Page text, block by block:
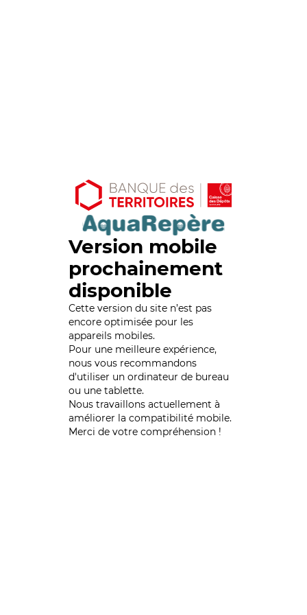
Version mobile
prochainement
disponible
Cette version du site n’est pas
encore optimisée pour les
appareils mobiles.
Pour une meilleure expérience,
nous vous recommandons
d'utiliser un ordinateur de bureau
ou une tablette.
Nous travaillons actuellement à
améliorer la compatibilité mobile.
Merci de votre compréhension !